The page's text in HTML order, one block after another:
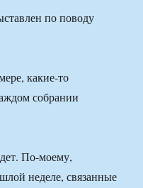
по поводу
какие-то
собрании
По-моему,
неделе, связанные